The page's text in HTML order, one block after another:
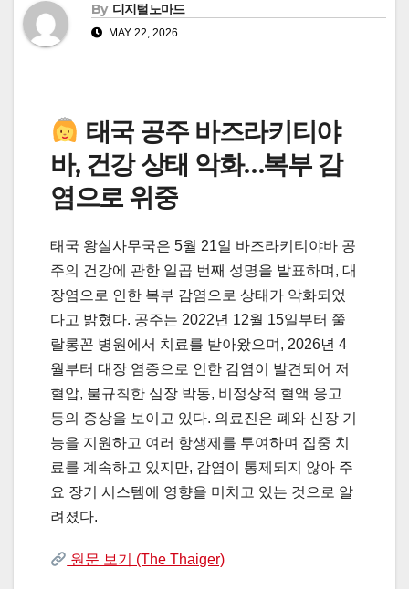
By 디지털노마드
MAY 22, 2026
태국 공주 바즈라키티야
바, 건강 상태 악화…복부 감
염으로 위중
태국 왕실사무국은 5월 21일 바즈라키티야바 공
주의 건강에 관한 일곱 번째 성명을 발표하며, 대
장염으로 인한 복부 감염으로 상태가 악화되었
다고 밝혔다. 공주는 2022년 12월 15일부터 쭐
랄롱꼰 병원에서 치료를 받아왔으며, 2026년 4
월부터 대장 염증으로 인한 감염이 발견되어 저
혈압, 불규칙한 심장 박동, 비정상적 혈액 응고
등의 증상을 보이고 있다. 의료진은 폐와 신장 기
능을 지원하고 여러 항생제를 투여하며 집중 치
료를 계속하고 있지만, 감염이 통제되지 않아 주
요 장기 시스템에 영향을 미치고 있는 것으로 알
려졌다.
원문 보기 (The Thaiger)